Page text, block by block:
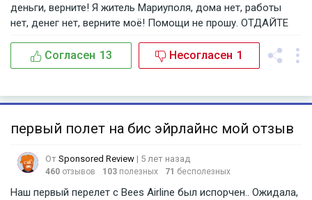
деньги, верните! Я житель Мариуполя, дома нет, работы
нет, денег нет, верните моё! Помощи не прошу. ОТДАЙТЕ
КОМПАНИИ.
Согласен 13 Несогласен 1
первый полет на бис эйрлайнс мой отзыв
От Sponsored Review | 5 лет назад
460 отзывов 103 полезных 71 бесполезных
Наш первый перелет с Bees Airline был испорчен.. Ожидала,